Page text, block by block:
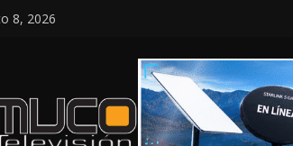
8, 2026